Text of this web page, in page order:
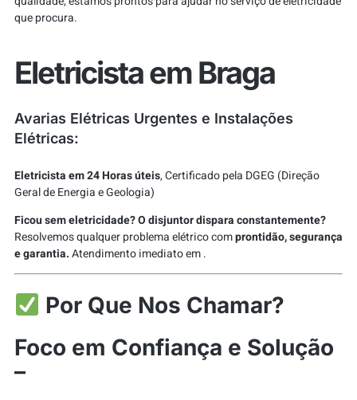
que procura.
Eletricista em Braga
Avarias Elétricas Urgentes e Instalações
Elétricas:
Eletricista em 24 Horas úteis, Certificado pela DGEG (Direção
Geral de Energia e Geologia)
Ficou sem eletricidade? O disjuntor dispara constantemente?
Resolvemos qualquer problema elétrico comprontidão, segurança
e garantia.Atendimento imediato em .
Por Que Nos Chamar?
Foco em Confiança e Solução
–